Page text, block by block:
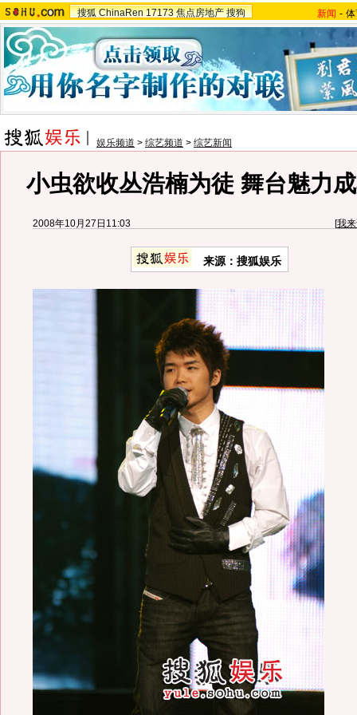
搜狐 ChinaRen 17173 焦点房地产 搜狗 新闻 -
娱乐频道 > 综艺频道 > 综艺新闻
小虫欲收丛浩楠为徒 舞台魅力
2008年10月27日11:03 [我
来源：搜狐娱乐